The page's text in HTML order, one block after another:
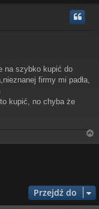
na szybko kupić do
firmy mi padła,
kupić, no chyba że
a
Przejdź do